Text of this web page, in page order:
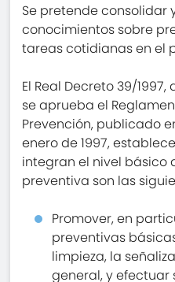
Se pretende consolidar
conocimientos sobre
tareas cotidianas en el
El Real Decreto 39/
se aprueba el
Prevención, publicado
enero de 1997,
integran el nivel básico
preventiva son las
Promover, en
preventivas
limpieza, la
general, y efectuar